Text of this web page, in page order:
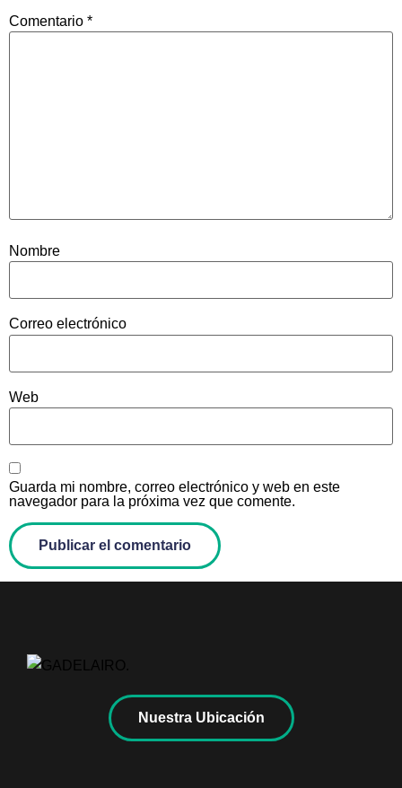
Comentario *
Nombre
Correo electrónico
Web
Guarda mi nombre, correo electrónico y web en este
navegador para la próxima vez que comente.
Nuestra Ubicación